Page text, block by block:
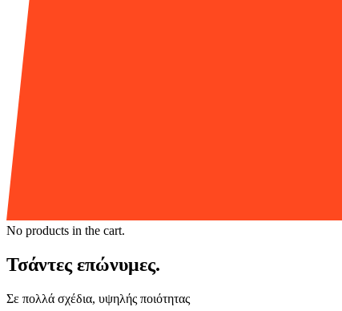
No products in the cart.
Τσάντες επώνυμες.
Σε πολλά σχέδια, υψηλής ποιότητας